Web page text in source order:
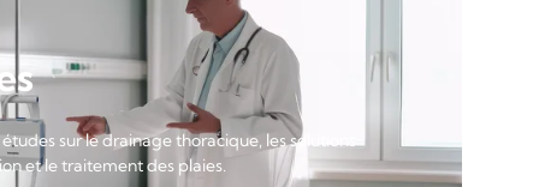
sur le drainage thoracique, les solutions
et le traitement des plaies.